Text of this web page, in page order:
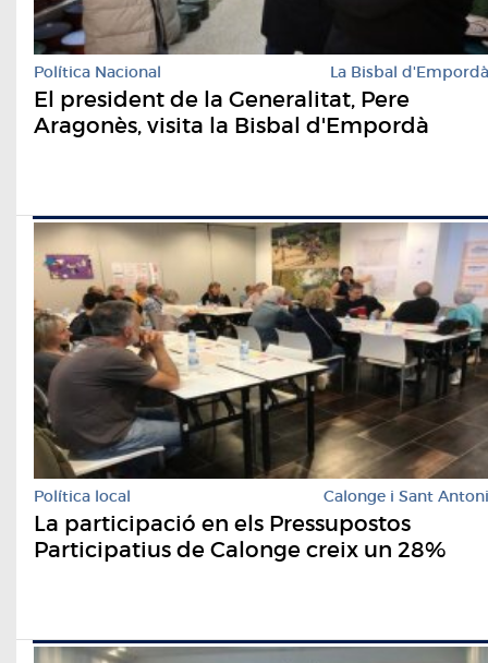
Política Nacional La Bisbal d'Empordà
El president de la Generalitat, Pere
Aragonès, visita la Bisbal d'Empordà
Política local Calonge i Sant Antoni
La participació en els Pressupostos
Participatius de Calonge creix un 28%